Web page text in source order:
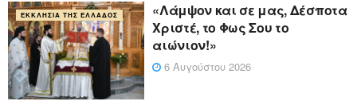
ΕΚΚΛΗΣΊΑ ΤΗΣ ΕΛΛΆΔΟΣ
«Λάμψον και σε μας, Δέσποτα
Χριστέ, το Φως Σου το
αιώνιον!»
6 Αυγούστου 2026